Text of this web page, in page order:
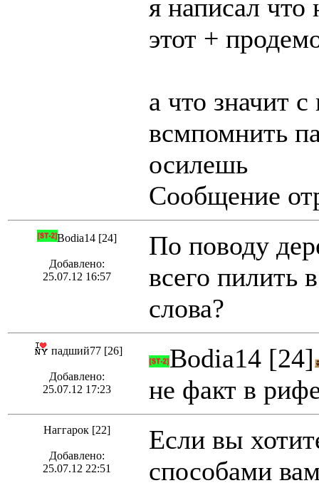
я написал что
этот +
а что значит
всмпомнить
осилешь
Сообщение
Bodia14 [24]
Добавлено:
25.07.12 16:57
По поводу
всего пилить
слова?
падший77 [26]
Добавлено:
25.07.12 17:23
Bodia14 [24]
не факт в
Наггарок [22]
Добавлено:
25.07.12 22:51
Если вы
способами